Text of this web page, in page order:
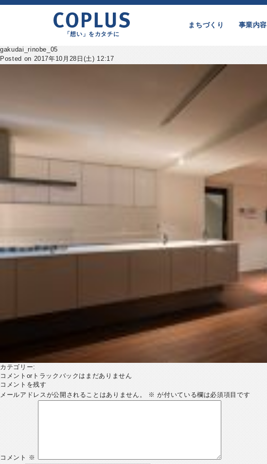
「想い」をカタチに
まちづくり 事業内容
gakudai_rinobe_05
Posted on 2017年10月28日(土) 12:17
カテゴリー:
コメントorトラックバックはまだありません
コメントを残す
メールアドレスが公開されることはありません。
※ が付いている欄は必須項目です
コメント
※